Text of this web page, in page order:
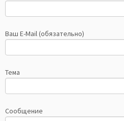
Ваш E-Mail (обязательно)
Тема
Сообщение